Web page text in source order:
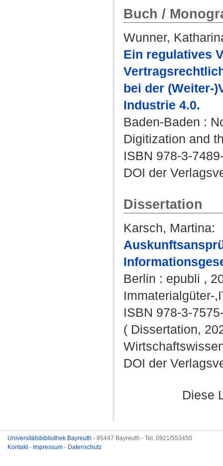
Buch /
Wunner,
Ein regulatives
bei der (Weiter-
Industrie 4.0.
Baden-Baden :
Digitization and
ISBN 978-3-
DOI der
Dissertation
Karsch, Martina:
Berlin : epubli ,
Immaterialgüter-
ISBN 978-3-
( Dissertation,
DOI der
Diese
Universitätsbibliothek Bayreuth - 95447 Bayreuth - Tel. 0921/553450
Kontakt- Impressum - Datenschutz